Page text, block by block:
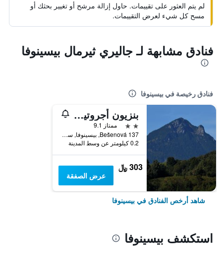
لم يتم العثور على تقييمات. حاول إزالة مرشح أو تغيير بحثك أو
مسح كل شيء لعرض التقييمات.
فنادق مشابهة لـ جاليري ثيرمال بيسينوفا
فنادق رخيصة في بيسينوفا
بنزيون أجروتيرمال بيشينيوفا
2 نجمتين
ممتاز 9.1
Bešenová 137, بيسينوفا, سلوفاكيا
0.2 كيلومتر عن وسط المدينة
303 ﷼
عرض الصفقة
شاهد أرخص الفنادق في بيسينوفا
استكشف بيسينوفا